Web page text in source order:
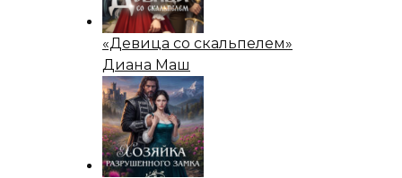
«Девица со скальпелем»
Диана Маш